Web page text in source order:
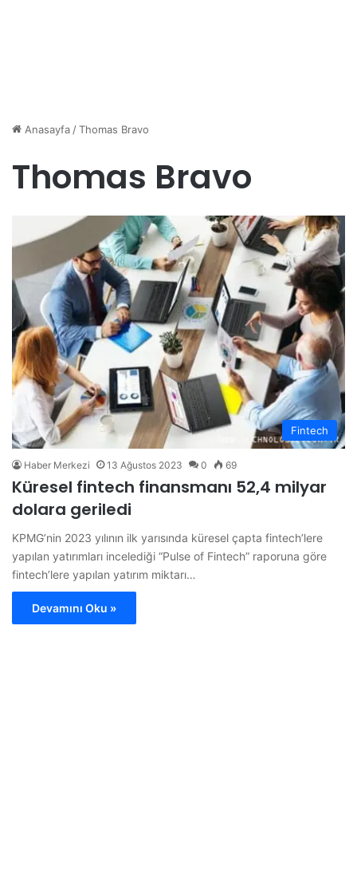
Anasayfa/Thomas Bravo
Thomas Bravo
Fintech
Haber Merkezi 13 Ağustos 2023 0 69
Küresel fintech finansmanı 52,4 milyar
dolara geriledi
KPMG’nin 2023 yılının ilk yarısında küresel çapta fintech’lere
yapılan yatırımları incelediği “Pulse of Fintech” raporuna göre
fintech’lere yapılan yatırım miktarı…
Devamını Oku »